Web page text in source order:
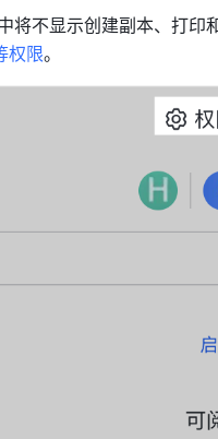
将不显示创建副本、打印
权限。